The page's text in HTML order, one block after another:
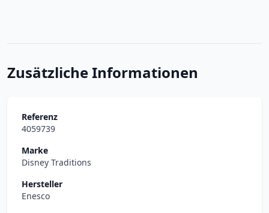
Zusätzliche Informationen
Referenz
4059739
Marke
Disney Traditions
Hersteller
Enesco